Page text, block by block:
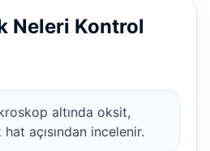
Neleri Kontrol
altında oksit,
açısından incelenir.